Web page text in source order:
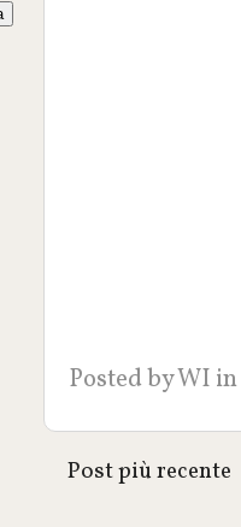
Posted byWI
Post più recente